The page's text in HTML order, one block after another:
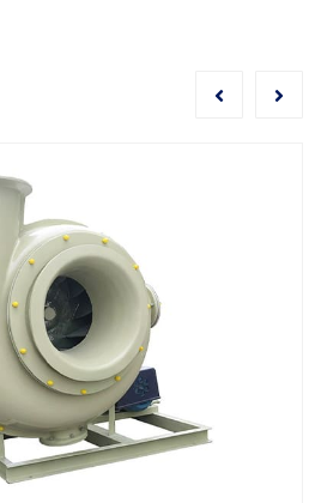
산업용 원심 송풍기